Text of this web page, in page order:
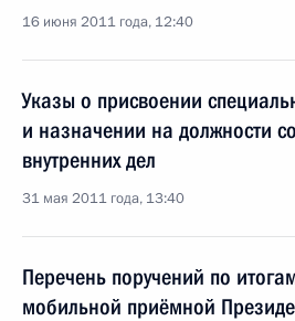
16 июня 2011 года, 12:40
Указы о присвоении
и назначении на должности
внутренних дел
31 мая 2011 года, 13:40
Перечень поручений по
мобильной приёмной